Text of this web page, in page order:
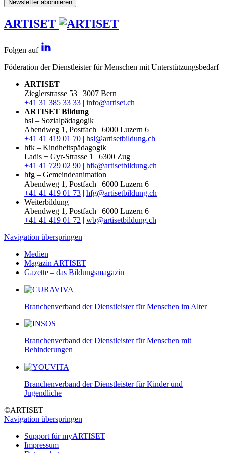
Newsletter abonnieren
ARTISET
Folgen auf
Föderation der Dienstleister für Menschen mit Unterstützungsbedarf
ARTISET
Zieglerstrasse 53 | 3007 Bern
+41 31 385 33 33 | info@artiset.ch
ARTISET Bildung
hsl – Sozialpädagogik
Abendweg 1, Postfach | 6000 Luzern 6
+41 41 419 01 70 | hsl@artisetbildung.ch
hfk – Kindheitspädagogik
Ladis + Gyr-Strasse 1 | 6300 Zug
+41 41 729 02 90 | hfk@artisetbildung.ch
hfg – Gemeindeanimation
Abendweg 1, Postfach | 6000 Luzern 6
+41 41 419 01 73 | hfg@artisetbildung.ch
Weiterbildung
Abendweg 1, Postfach | 6000 Luzern 6
+41 41 419 01 72 | wb@artisetbildung.ch
Navigation überspringen
Medien
Magazin ARTISET
Gazette – das Bildungsmagazin
Branchenverband der Dienstleister für Menschen im Alter
Branchenverband der Dienstleister für Menschen mit
Behinderungen
Branchenverband der Dienstleister für Kinder und
Jugendliche
©ARTISET
Navigation überspringen
Support für myARTISET
Impressum